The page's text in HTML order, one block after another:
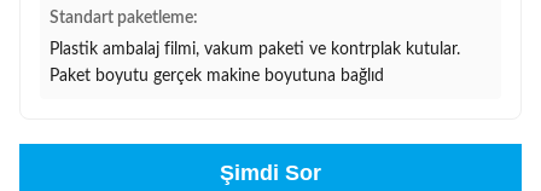
Standart paketleme:
Plastik ambalaj filmi, vakum paketi ve kontrplak kutular.
Paket boyutu gerçek makine boyutuna bağlıd
Şimdi Sor